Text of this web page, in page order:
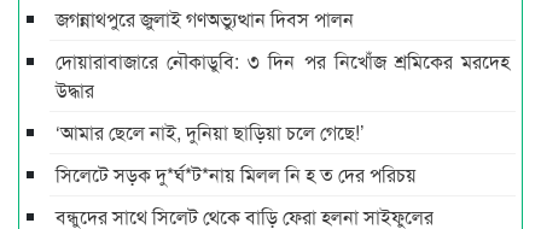
জগন্নাথপুরে জুলাই গণঅভ্যুত্থান দিবস পালন
দোয়ারাবাজারে নৌকাডুবি: ৩ দিন পর নিখোঁজ শ্রমিকের মরদেহ
উদ্ধার
‘আমার ছেলে নাই, দুনিয়া ছাড়িয়া চলে গেছে!’
সিলেটে সড়ক দু*র্ঘ*ট*নায় মিলল নি হ ত দের পরিচয়
বন্ধুদের সাথে সিলেট থেকে বাড়ি ফেরা হলনা সাইফুলের